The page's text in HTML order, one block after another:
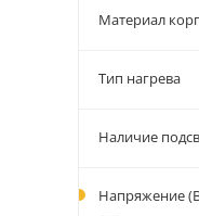
Материал
Тип нагрева
Наличие
Напряжение